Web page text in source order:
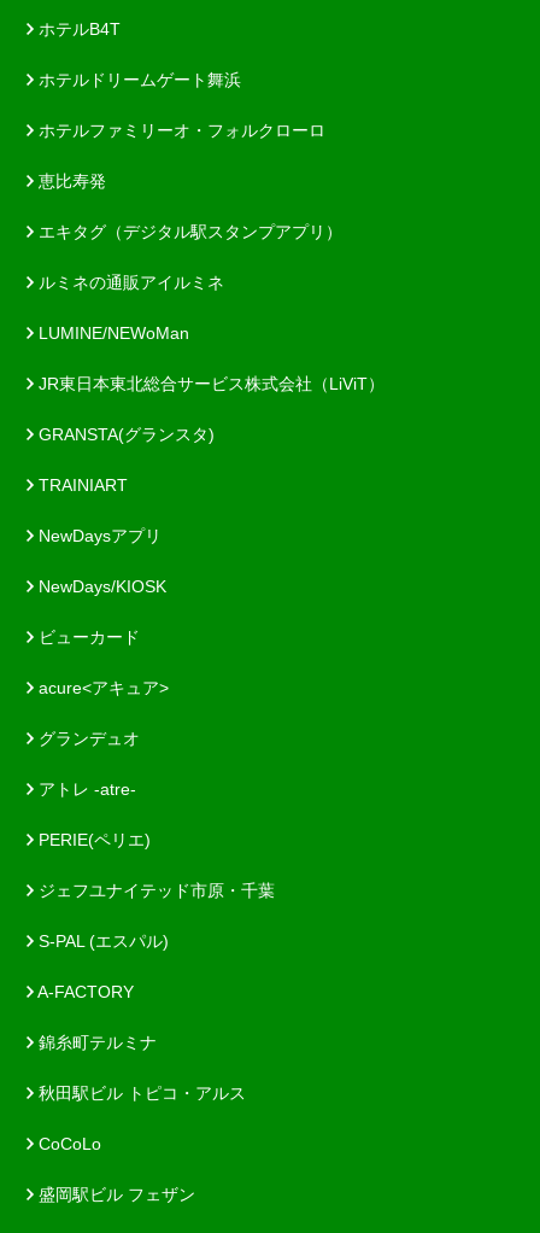
ホテルB4T
ホテルドリームゲート舞浜
ホテルファミリーオ・フォルクローロ
恵比寿発
エキタグ（デジタル駅スタンプアプリ）
ルミネの通販アイルミネ
LUMINE/NEWoMan
JR東日本東北総合サービス株式会社（LiViT）
GRANSTA(グランスタ)
TRAINIART
NewDaysアプリ
NewDays/KIOSK
ビューカード
acure<アキュア>
グランデュオ
アトレ -atre-
PERIE(ペリエ)
ジェフユナイテッド市原・千葉
S-PAL (エスパル)
A-FACTORY
錦糸町テルミナ
秋田駅ビル トピコ・アルス
CoCoLo
盛岡駅ビル フェザン